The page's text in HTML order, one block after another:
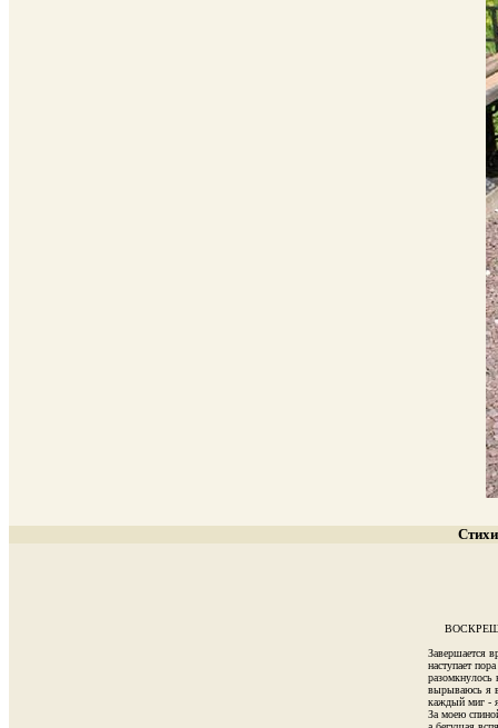
Завершается
наступает
разомкнулось
вырываюсь я
каждый миг -
За моею